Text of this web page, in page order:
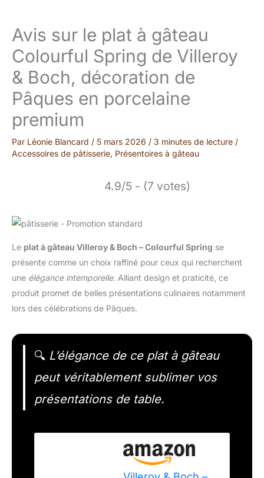
Avis sur le plat à gâteau
Colourful Spring de Villeroy
& Boch, décoration de
Pâques en porcelaine
premium
Par Léonie Blancard / 5 mars 2026 / 3 minutes de lecture /
Accessoires de pâtisserie, Présentoires à gâteau
4.9/5 - (7 votes)
Le plat à gâteau Villeroy & Boch – Colourful Spring se
présente comme un choix raffiné pour ceux qui recherchent
une élégance intemporelle. Alliant design et praticité, ce
produit promet de belles présentations culinaires notamment
lors des célébrations de Pâques.
🔍 L’élégance de ce plat à gâteau
peut véritablement sublimer vos
présentations de table.